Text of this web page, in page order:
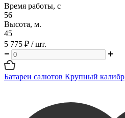
Время работы, с
56
Высота, м.
45
5 775 ₽ / шт.
Батареи салютов Крупный калибр